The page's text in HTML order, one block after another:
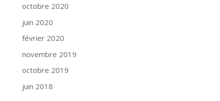
octobre 2020
juin 2020
février 2020
novembre 2019
octobre 2019
juin 2018